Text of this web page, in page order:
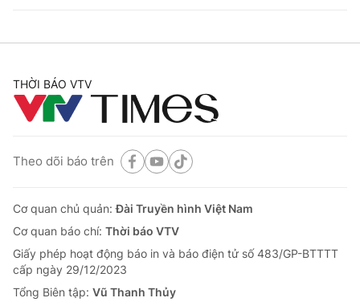
THỜI BÁO VTV
Theo dõi báo trên
Cơ quan chủ quản:Đài Truyền hình Việt Nam
Cơ quan báo chí: Thời báo VTV
Giấy phép hoạt động báo in và báo điện tử số 483/GP-BTTTT
cấp ngày 29/12/2023
Tổng Biên tập: Vũ Thanh Thủy